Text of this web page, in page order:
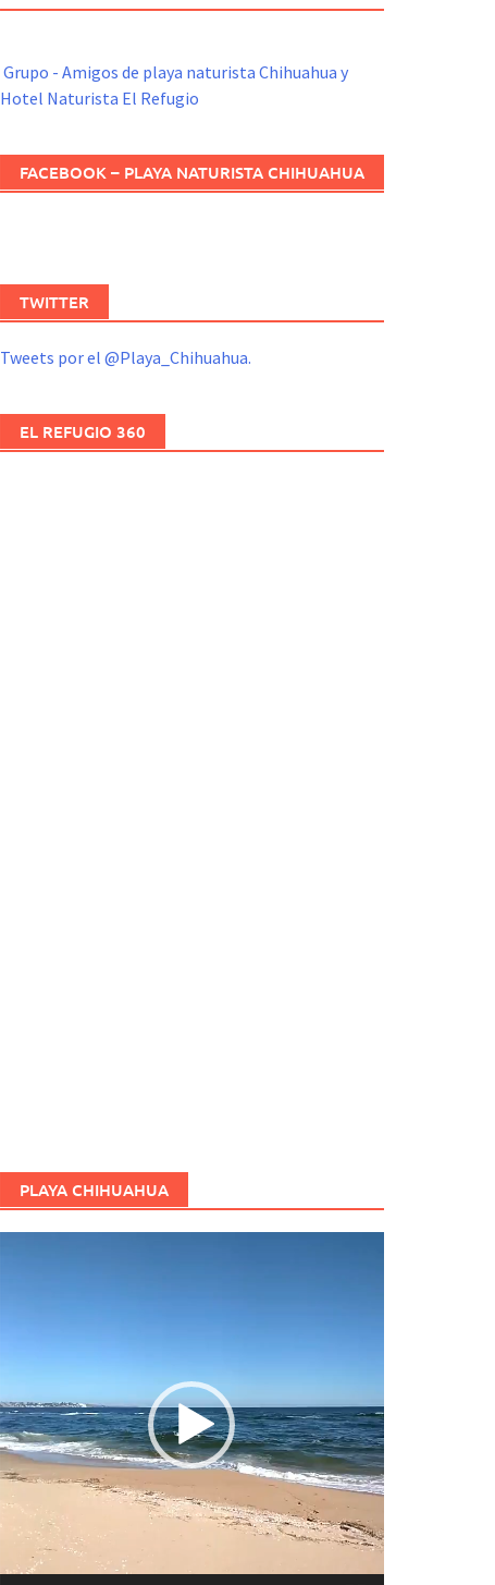
Grupo - Amigos de playa naturista Chihuahua y
Hotel Naturista El Refugio
FACEBOOK – PLAYA NATURISTA CHIHUAHUA
TWITTER
Tweets por el @Playa_Chihuahua.
EL REFUGIO 360
PLAYA CHIHUAHUA